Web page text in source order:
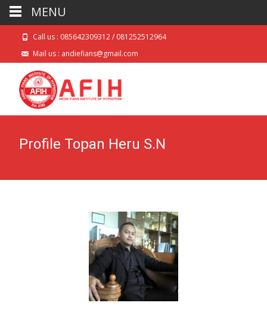
Call us : 085642309312 / 081252512964
Mail us : andiefians@gmail.com
Profile Topan Heru S.N
MENU